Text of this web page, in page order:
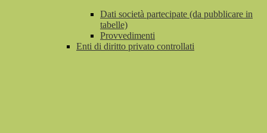
Dati società partecipate (da pubblicare in
tabelle)
Provvedimenti
Enti di diritto privato controllati